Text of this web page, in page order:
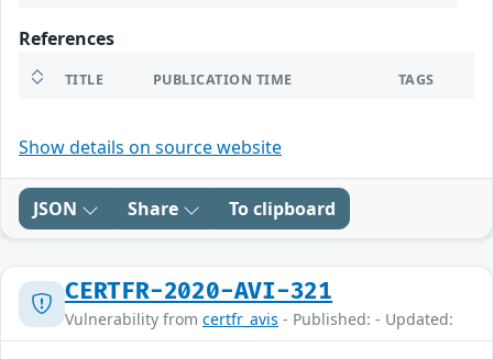
References
TITLE PUBLICATION TIME TAGS
Show details on source website
JSON Share To clipboard
CERTFR-2020-AVI-321
Vulnerability from certfr_avis - Published: - Updated: